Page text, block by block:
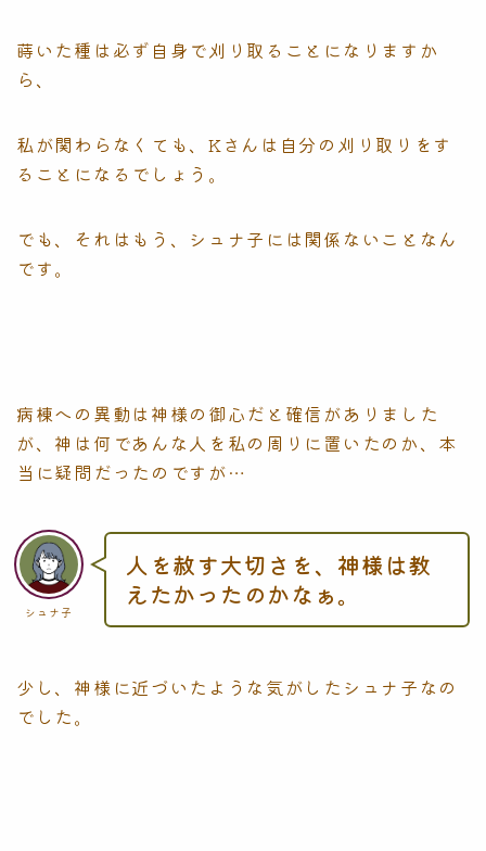
蒔いた種は必ず自身で刈り取ることになりますか
ら、
私が関わらなくても、Kさんは自分の刈り取りをす
ることになるでしょう。
でも、それはもう、シュナ子には関係ないことなん
です。
病棟への異動は神様の御心だと確信がありました
が、神は何であんな人を私の周りに置いたのか、本
当に疑問だったのですが…
シュナ子
人を赦す大切さを、神様は教
えたかったのかなぁ。
少し、神様に近づいたような気がしたシュナ子なの
でした。